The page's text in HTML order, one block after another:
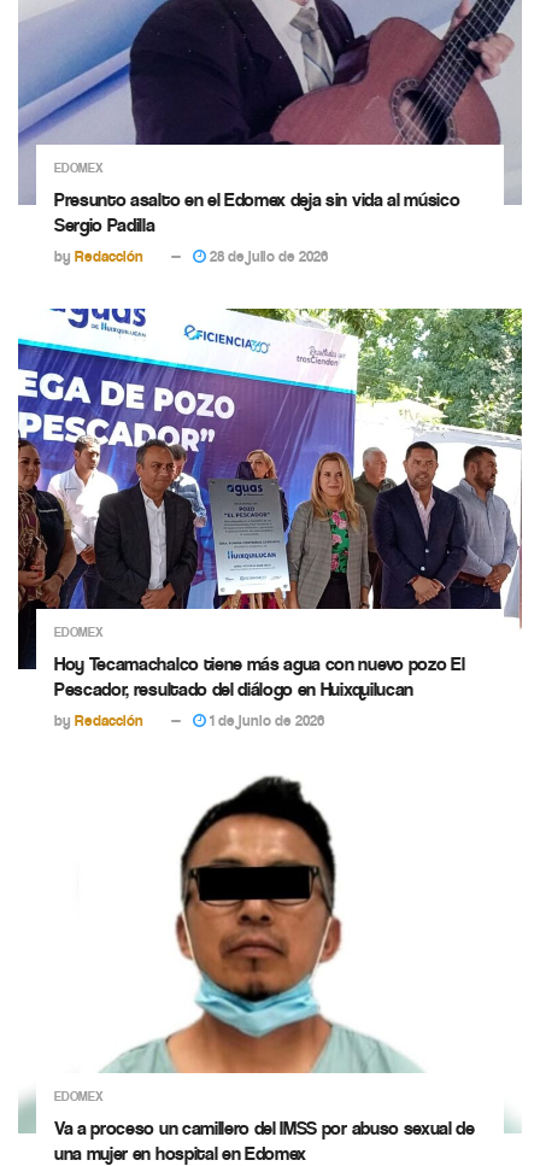
EDOMEX
Presunto asalto en el Edomex deja sin vida al músico
Sergio Padilla
by Redacción 28 de julio de 2026
EDOMEX
Hoy Tecamachalco tiene más agua con nuevo pozo El
Pescador, resultado del diálogo en Huixquilucan
by Redacción 1 de junio de 2026
EDOMEX
Va a proceso un camillero del IMSS por abuso sexual de
una mujer en hospital en Edomex